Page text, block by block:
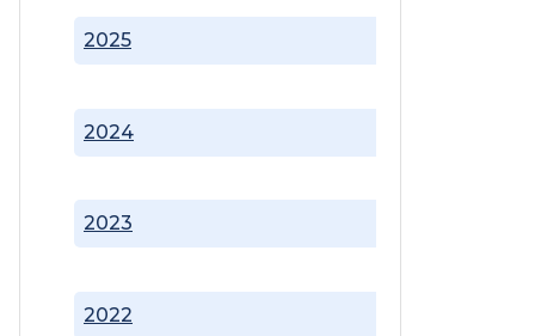
2022
2023
2024
2025